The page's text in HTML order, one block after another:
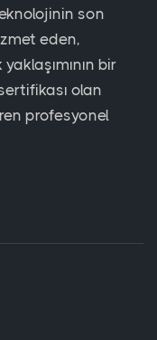
son
eden,
bir
olan
profesyonel